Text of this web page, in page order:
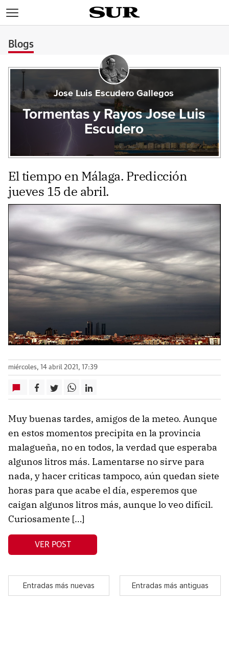
Blogs
Jose Luis Escudero Gallegos
Tormentas y Rayos Jose Luis
Escudero
El tiempo en Málaga. Predicción
jueves 15 de abril.
miércoles, 14 abril 2021, 17:39
Muy buenas tardes, amigos de la meteo. Aunque
en estos momentos precipita en la provincia
malagueña, no en todos, la verdad que esperaba
algunos litros más. Lamentarse no sirve para
nada, y hacer criticas tampoco, aún quedan siete
horas para que acabe el día, esperemos que
caigan algunos litros más, aunque lo veo difícil.
Curiosamente […]
VER POST
Entradas más nuevas Entradas más antiguas